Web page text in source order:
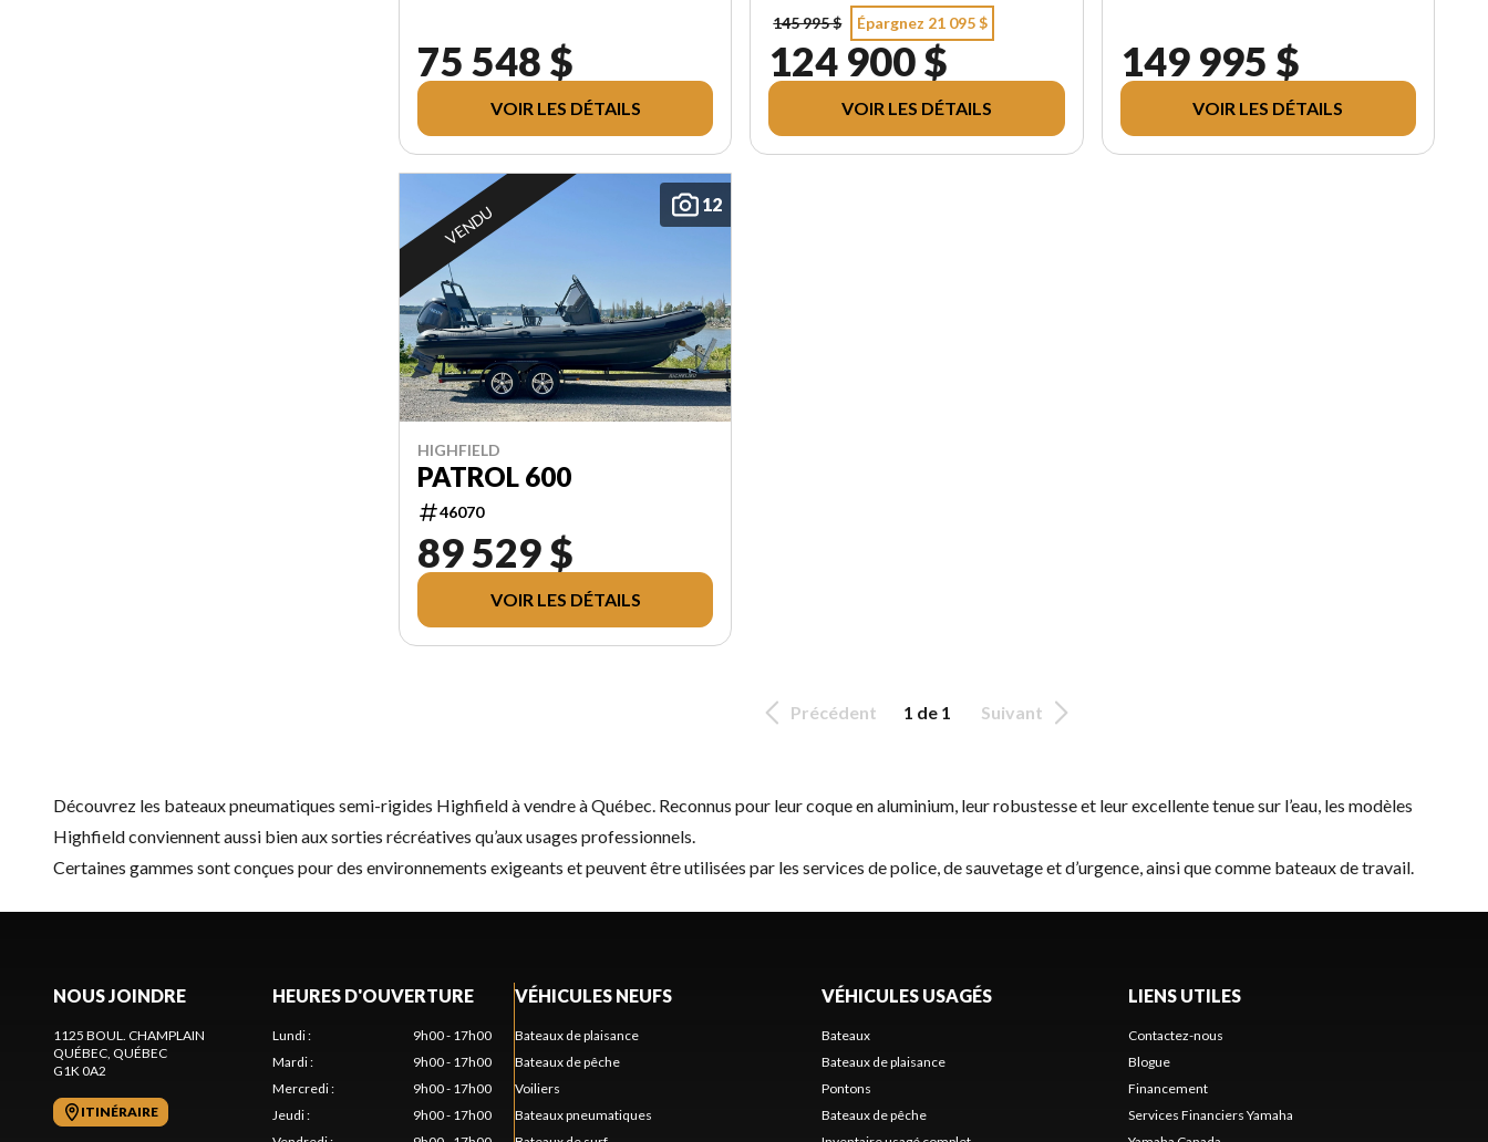
75 548 $
VOIR LES DÉTAILS
145 995 $
Épargnez 21 095 $
124 900 $
VOIR LES DÉTAILS
149 995 $
VOIR LES DÉTAILS
12
VENDU
HIGHFIELD
PATROL 600
46070
89 529 $
VOIR LES DÉTAILS
Précédent 1 de 1 Suivant
Découvrez les bateaux pneumatiques semi-rigides Highfield à vendre à Québec. Reconnus pour leur coque en aluminium, leur robustesse et leur excellente tenue sur l’eau, les modèles
Highfield conviennent aussi bien aux sorties récréatives qu’aux usages professionnels.
Certaines gammes sont conçues pour des environnements exigeants et peuvent être utilisées par les services de police, de sauvetage et d’urgence, ainsi que comme bateaux de travail.
NOUS JOINDRE
1125 BOUL. CHAMPLAIN
QUÉBEC, QUÉBEC
G1K 0A2
ITINÉRAIRE
HEURES D'OUVERTURE
Lundi:
9h00 - 17h00
Mardi:
9h00 - 17h00
Mercredi:
9h00 - 17h00
Jeudi:
9h00 - 17h00
VÉHICULES NEUFS
Bateaux de plaisance
Bateaux de pêche
Voiliers
Bateaux pneumatiques
VÉHICULES USAGÉS
Bateaux
Bateaux de plaisance
Pontons
Bateaux de pêche
LIENS UTILES
Contactez-nous
Blogue
Financement
Services Financiers Yamaha